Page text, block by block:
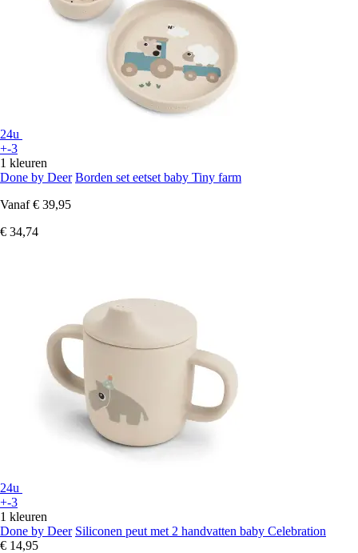
24u
+-3
1 kleuren
Done by Deer Borden set eetset baby Tiny farm
Vanaf € 39,95
€ 34,74
24u
+-3
1 kleuren
Done by Deer Siliconen peut met 2 handvatten baby Celebration
€ 14,95